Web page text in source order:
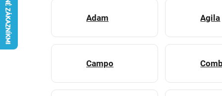
Adam Agila
Campo